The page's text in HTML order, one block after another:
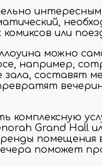
или
можно
например,
составят
Grand Hall
помещения
поможет